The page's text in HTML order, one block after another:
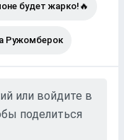
будет жарко!🔥
Ружомберок
или войдите в
поделиться